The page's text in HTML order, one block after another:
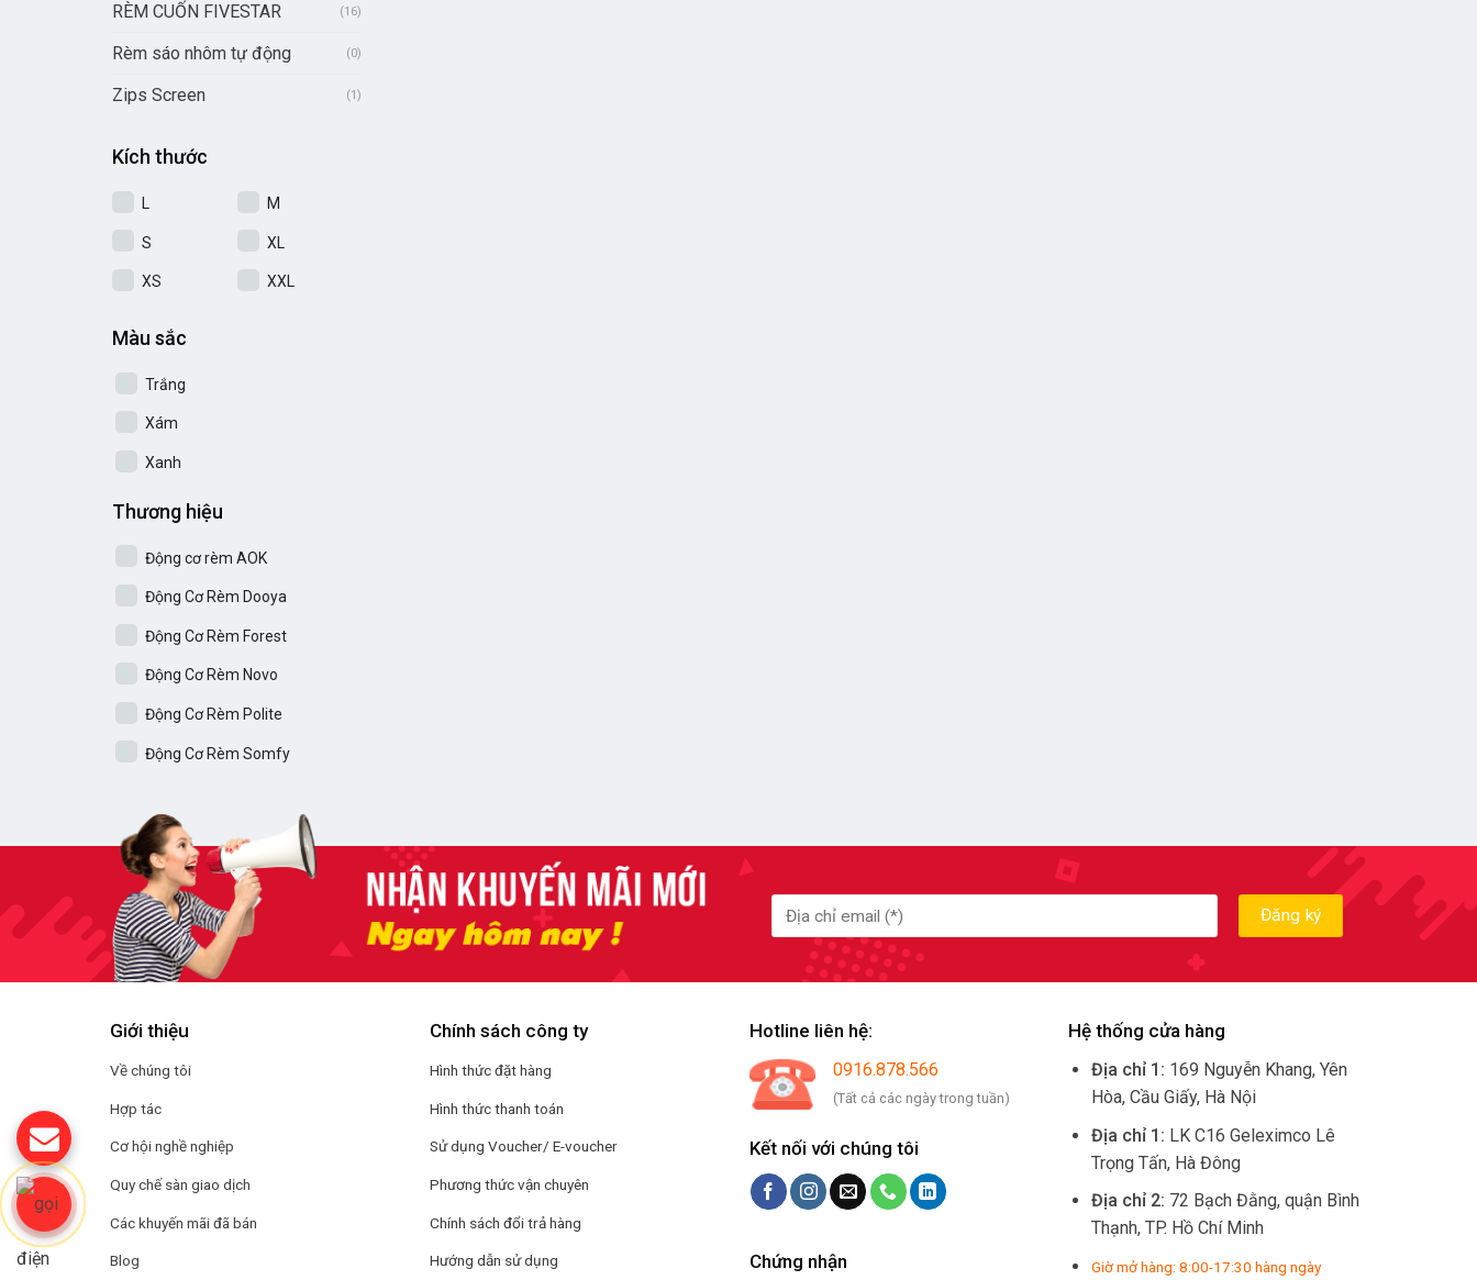
RÈM CUỐN FIVESTAR (16)
Rèm sáo nhôm tự động (0)
Zips Screen (1)
Kích thước
L M
S XL
XS XXL
Màu sắc
Trắng
Xám
Xanh
Thương hiệu
Động cơ rèm AOK
Động Cơ Rèm Dooya
Động Cơ Rèm Forest
Động Cơ Rèm Novo
Động Cơ Rèm Polite
Động Cơ Rèm Somfy
Giới thiệu
Về chúng tôi
Hợp tác
Cơ hội nghề nghiệp
Quy chế sàn giao dịch
Các khuyến mãi đã bán
Blog
Chính sách công ty
Hình thức đặt hàng
Hình thức thanh toán
Sử dụng Voucher/ E-voucher
Phương thức vận chuyên
Chính sách đổi trả hàng
Hướng dẫn sử dụng
Hotline liên hệ:
0916.878.566
(Tất cả các ngày trong tuần)
Kết nối với chúng tôi
Chứng nhận
Hệ thống cửa hàng
Địa chỉ 1: 169 Nguyễn Khang, Yên
Hòa, Cầu Giấy, Hà Nội
Địa chỉ 1: LK C16 Geleximco Lê
Trọng Tấn, Hà Đông
Địa chỉ 2: 72 Bạch Đằng, quận Bình
Thạnh, TP. Hồ Chí Minh
Giờ mở hàng: 8:00-17:30 hàng ngày